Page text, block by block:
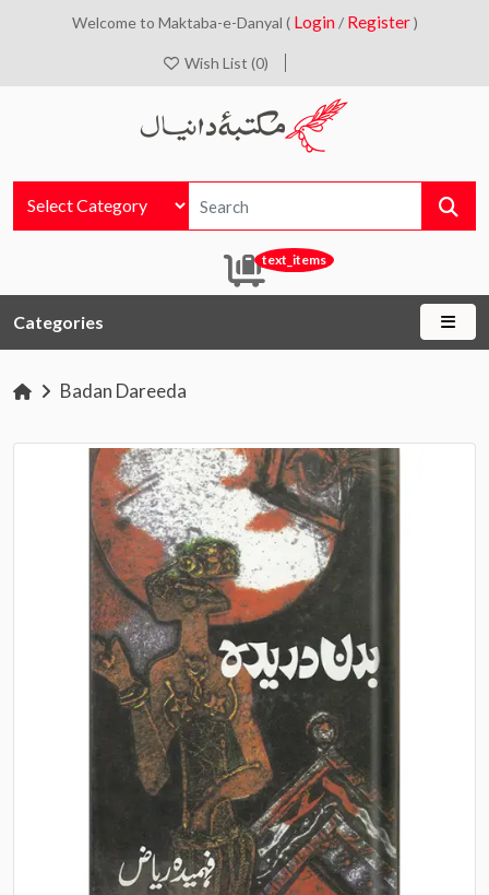
Welcome to Maktaba-e-Danyal ( Login / Register )
Wish List (0)
text_items
Categories
Badan Dareeda